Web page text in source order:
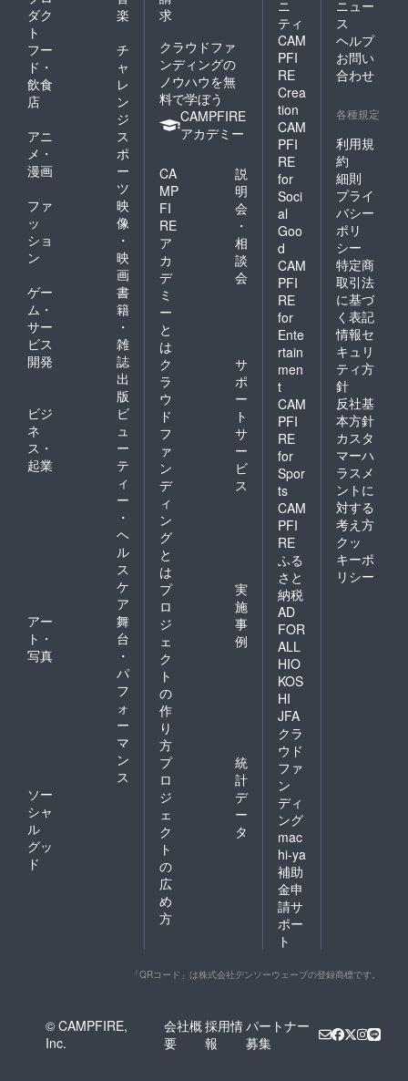
ダク
ト
楽
フー
ド・
飲食
店
チ
ャ
レ
ン
ジ
アニ
メ・
漫画
ス
ポ
ー
ツ
ファ
ッ
ショ
ン
映
像
・
映
画
ゲー
ム・
サー
ビス
開発
書
籍
・
雑
誌
出
版
ビジ
ネ
ス・
起業
ビ
ュ
ー
テ
ィ
ー
・
ヘ
ル
ス
ケ
ア
アー
ト・
写真
舞
台
・
パ
フ
ォ
ー
マ
ン
ス
ソー
シャ
ル
グッ
ド
求
クラウドファ
ンディングの
ノウハウを無
料で学ぼう
CAMPFIRE
アカデミー
CA
MP
FI
RE
ア
カ
デ
ミ
ー
と
は
説
明
会
・
相
談
会
ク
ラ
ウ
ド
フ
ァ
ン
デ
ィ
ン
グ
と
は
サ
ポ
ー
ト
サ
ー
ビ
ス
プ
ロ
ジ
ェ
ク
ト
の
作
り
方
実
施
事
例
プ
ロ
ジ
ェ
ク
ト
の
広
め
方
統
計
デ
ー
タ
ニ
ティ
CAM
PFI
RE
Crea
tion
CAM
PFI
RE
for
Soci
al
Goo
d
CAM
PFI
RE
for
Ente
rtain
men
t
CAM
PFI
RE
for
Spor
ts
CAM
PFI
RE
ふる
さと
納税
AD
FOR
ALL
HIO
KOS
HI
JFA
クラ
ウド
ファ
ン
ディ
ング
mac
hi-ya
補助
金申
請サ
ポー
ト
ニュー
ス
ヘルプ
お問い
合わせ
各種規定
利用規
約
細則
プライ
バシー
ポリ
シー
特定商
取引法
に基づ
く表記
情報セ
キュリ
ティ方
針
反社基
本方針
カスタ
マーハ
ラスメ
ントに
対する
考え方
クッ
キーポ
リシー
「QRコード」は株式会社デンソーウェーブの登録商標です。
© CAMPFIRE,
Inc.
会社概
要
採用情
報
パートナー
募集